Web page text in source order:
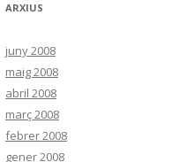
ARXIUS
juny 2008
maig 2008
abril 2008
març 2008
febrer 2008
gener 2008